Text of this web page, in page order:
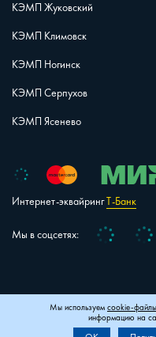
КЭМП Жуковский
КЭМП Климовск
КЭМП Ногинск
КЭМП Серпухов
КЭМП Ясенево
Интернет-эквайрингТ-Банк
Мы в соцсетях: Vk
© 2006–2026
Карта сайта
Мы используем cookie-файлы
информацию на